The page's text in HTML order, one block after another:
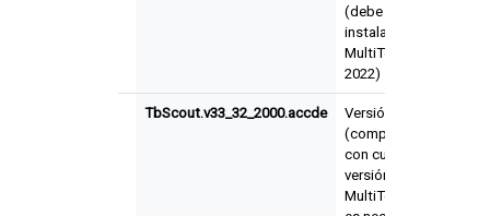
(debe tener
instalado
MultiTerm
2022)
TbScout.v33_32_2000.accde
Versión 20xx
(compatible
con cualquier
versión de
MultiTerm)*No